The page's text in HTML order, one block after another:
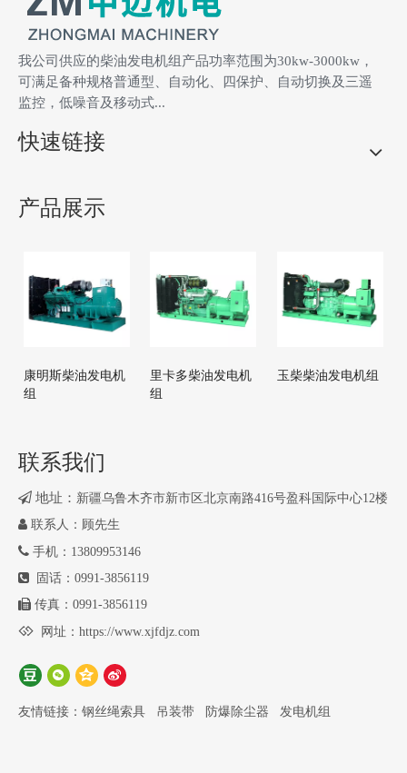
～ +10%
频率稳定时间：≤5S
频率稳定时间：≤5S
电压整定上升范围：
≤±5%
空载电压整定范围：
机组尺寸（长×宽×
6500*2700*2900mm
品牌：MTU
厂家：广西玉柴德优发
动机系统有限公司
常用功率：1798KW
备用功率：1968KW
排量：76.3L
缸径：170mm
行程：210mm
燃油消耗率：192/kw·h
排放标准：国二
功率：1800KW
厂家：上海马拉松 · 革
我公司供应的柴油发电机组产品功率范围为30kw-3000kw，
可满足备种规格普通型、自动化、四保护、自动切换及三遥
监控，低噪音及移动式...
快速链接
产品展示
康明斯柴油发电机
组
里卡多柴油发电机
组
玉柴柴油发电机组
联系我们
 地址： 新疆乌鲁木齐市新市区北京南路416号盈科国际中心12楼
 联系人：顾先生
 手机：13809953146
 固话：0991-3856119
 传真：0991-3856119

网址： https://www.xjfdjz.com
友情链接： 钢丝绳索具 吊装带 防爆除尘器 发电机组